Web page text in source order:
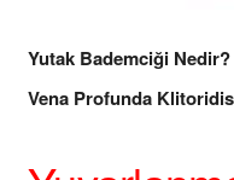
Yutak Bademciği Nedir?
Vena Profunda